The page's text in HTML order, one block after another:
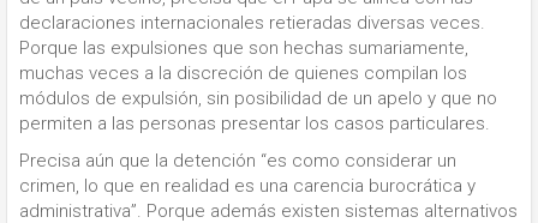
declaraciones internacionales retieradas diversas veces.
Porque las expulsiones que son hechas sumariamente,
muchas veces a la discreción de quienes compilan los
módulos de expulsión, sin posibilidad de un apelo y que no
permiten a las personas presentar los casos particulares.
Precisa aún que la detención “es como considerar un
crimen, lo que en realidad es una carencia burocrática y
administrativa”. Porque además existen sistemas alternativos